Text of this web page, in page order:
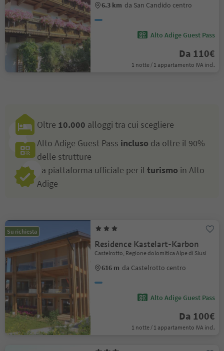
6.3 km da San Candido centro
Alto Adige Guest Pass
Da 110€
1 notte / 1 appartamento IVA incl.
Oltre 10.000 alloggi tra cui scegliere
Alto Adige Guest Pass incluso da oltre il 90%
delle strutture
La piattaforma ufficiale per il turismo in Alto
Adige
Su richiesta
Residence Kastelart-Karbon
Castelrotto, Regione dolomitica Alpe di Siusi
616 m da Castelrotto centro
Alto Adige Guest Pass
Da 100€
1 notte / 1 appartamento IVA incl.